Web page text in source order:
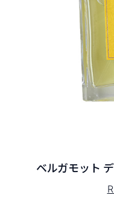
ベルガモット